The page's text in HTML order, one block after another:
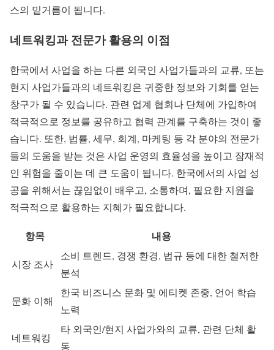
스의 밑거름이 됩니다.
네트워킹과 전문가 활용의 이점
한국에서 사업을 하는 다른 외국인 사업가들과의 교류, 또는
현지 사업가들과의 네트워킹은 귀중한 정보와 기회를 얻는
창구가 될 수 있습니다. 관련 업계 협회나 단체에 가입하여
적극적으로 정보를 공유하고 협력 관계를 구축하는 것이 좋
습니다. 또한, 법률, 세무, 회계, 마케팅 등 각 분야의 전문가
들의 도움을 받는 것은 사업 운영의 효율성을 높이고 잠재적
인 위험을 줄이는 데 큰 도움이 됩니다. 한국에서의 사업 성
공을 위해서는 끊임없이 배우고, 소통하며, 필요한 지원을
적극적으로 활용하는 지혜가 필요합니다.
항목 내용
시장 조사
소비 트렌드, 경쟁 환경, 법규 등에 대한 철저한
분석
문화 이해
한국 비즈니스 문화 및 에티켓 존중, 언어 학습
노력
네트워킹
타 외국인/현지 사업가와의 교류, 관련 단체 활
동